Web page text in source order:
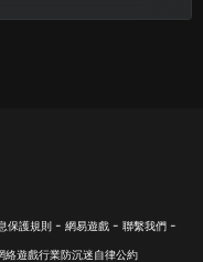
路加速解決方
保護規則 - 網易遊戲 - 聯繫我們 -
絡遊戲行業防沉迷自律公約